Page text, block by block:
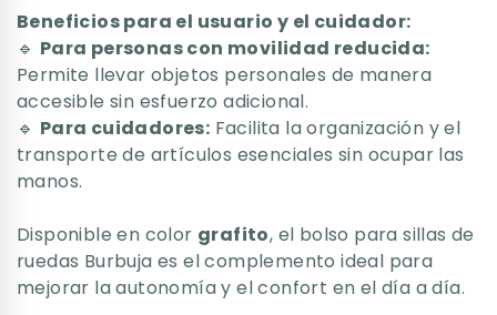
Beneficios para el usuario y el cuidador:
🔹 Para personas con movilidad reducida:
Permite llevar objetos personales de manera
accesible sin esfuerzo adicional.
🔹 Para cuidadores: Facilita la organización y el
transporte de artículos esenciales sin ocupar las
manos.
Disponible en color grafito, el bolso para sillas de
ruedas Burbuja es el complemento ideal para
mejorar la autonomía y el confort en el día a día.